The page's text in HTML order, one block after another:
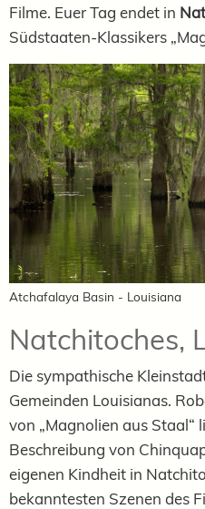
Filme. Euer Tag endet in
Südstaaten-Klassikers
Atchafalaya Basin - Louisiana
Natchitoches,
Die sympathische
Gemeinden Louisianas.
von „Magnolien aus Staal“
Beschreibung von
eigenen Kindheit in
bekanntesten Szenen des